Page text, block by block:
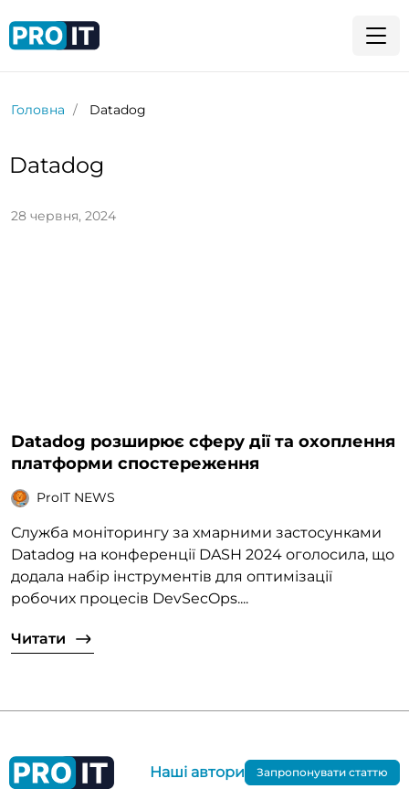
Головна Datadog
Datadog
28 червня, 2024
Datadog розширює сферу дії та охоплення
платформи спостереження
ProIT NEWS
Служба моніторингу за хмарними застосунками
Datadog на конференції DASH 2024 оголосила, що
додала набір інструментів для оптимізації
робочих процесів DevSecOps....
Читати
Наші автори Запропонувати статтю